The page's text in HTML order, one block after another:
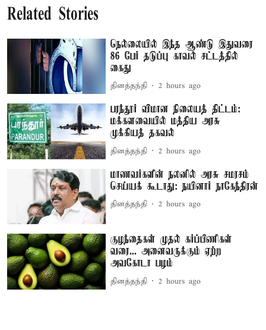
Related Stories
நெல்லையில் இந்த ஆண்டு இதுவரை
86 பேர் தடுப்பு காவல் சட்டத்தில்
கைது
தினத்தந்தி 2 hours ago
பரந்தூர் விமான நிலையத் திட்டம்:
மக்களவையில் மத்திய அரசு
முக்கியத் தகவல்
தினத்தந்தி 2 hours ago
மாணவர்களின் நலனில் அரசு சமரசம்
செய்யக் கூடாது: நயினார் நாகேந்திரன்
தினத்தந்தி 2 hours ago
குழந்தைகள் முதல் கர்ப்பிணிகள்
வரை... அனைவருக்கும் ஏற்ற
அவகோடா பழம்
தினத்தந்தி 2 hours ago